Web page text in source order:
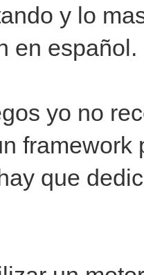
y lo
en español.
yo no
framework
que